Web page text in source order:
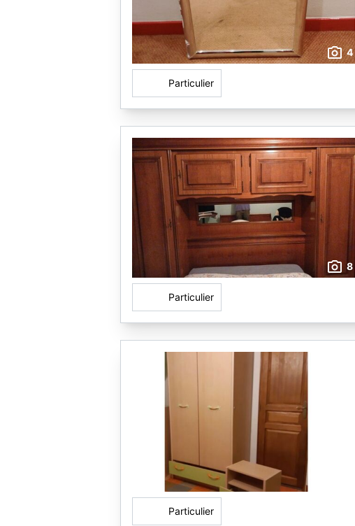
4
Particulier
8
Particulier
Particulier